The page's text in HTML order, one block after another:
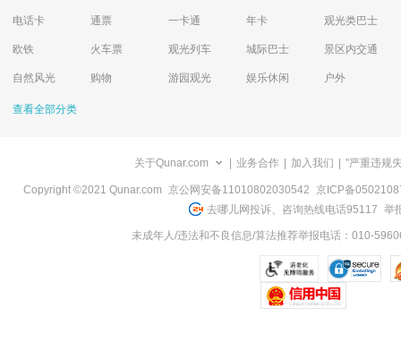
电话卡 通票 一卡通 年卡 观光类巴士
欧铁 火车票 观光列车 城际巴士 景区内交通
自然风光 购物 游园观光 娱乐休闲 户外
查看全部分类
关于Qunar.com 业务合作 加入我们 "严重违规
Copyright ©2021 Qunar.com 京公网安备11010802030542 京ICP备
去哪儿网投诉、咨询热线电话95117 举
未成年人/违法和不良信息/算法推荐举报电话：010-